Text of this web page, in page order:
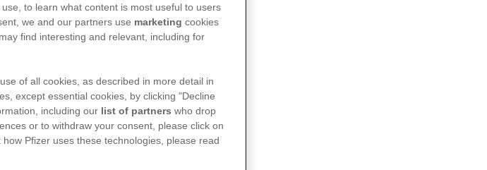
to learn what content is most useful to users
we and our partners use marketing cookies
find interesting and relevant, including for
of all cookies, as described in more detail in
except essential cookies, by clicking "Decline
including our list of partners who drop
or to withdraw your consent, please click on
Pfizer uses these technologies, please read